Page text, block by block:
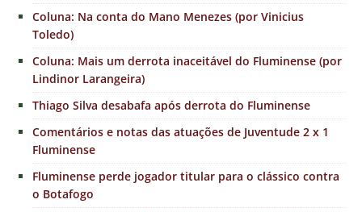
Coluna: Na conta do Mano Menezes (por Vinicius
Toledo)
Coluna: Mais um derrota inaceitável do Fluminense (por
Lindinor Larangeira)
Thiago Silva desabafa após derrota do Fluminense
Comentários e notas das atuações de Juventude 2 x 1
Fluminense
Fluminense perde jogador titular para o clássico contra
o Botafogo